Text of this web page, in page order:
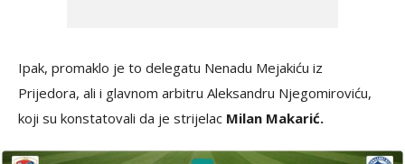
Ipak, promaklo je to delegatu Nenadu Mejakiću iz
Prijedora, ali i glavnom arbitru Aleksandru Njegomiroviću,
koji su konstatovali da je strijelac Milan Makarić.